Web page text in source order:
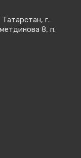
г.
8, п.